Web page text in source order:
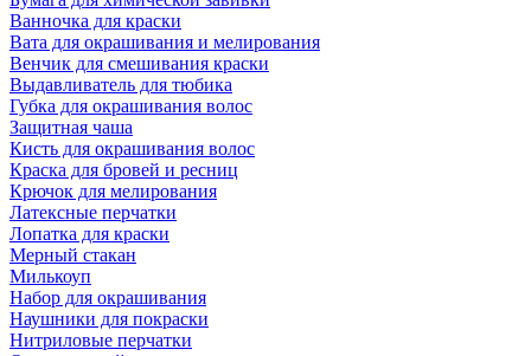
Ванночка для краски
Вата для окрашивания и мелирования
Венчик для смешивания краски
Выдавливатель для тюбика
Губка для окрашивания волос
Защитная чаша
Кисть для окрашивания волос
Краска для бровей и ресниц
Крючок для мелирования
Латексные перчатки
Лопатка для краски
Мерный стакан
Милькоуп
Набор для окрашивания
Наушники для покраски
Нитриловые перчатки